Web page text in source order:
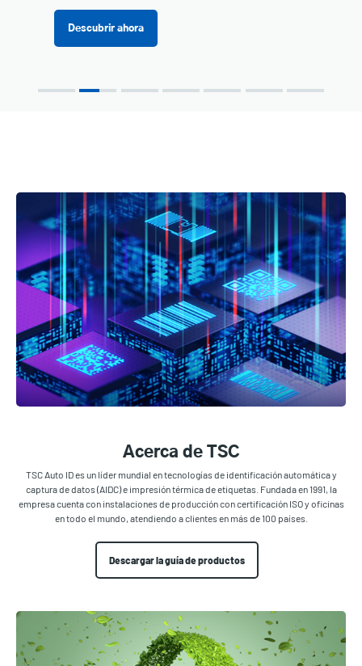
Descubrir ahora
Acerca de TSC
TSC Auto ID es un líder mundial en tecnologías de identificación automática y
captura de datos (AIDC) e impresión térmica de etiquetas. Fundada en 1991, la
empresa cuenta con instalaciones de producción con certificación ISO y oficinas
en todo el mundo, atendiendo a clientes en más de 100 países.
Descargar la guía de productos